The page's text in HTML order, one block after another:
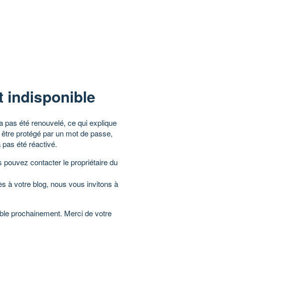
indisponible
pas été renouvelé, ce qui explique
protégé par un mot de passe,
pas été réactivé.
contacter le propriétaire du
à votre blog, nous vous invitons à
prochainement. Merci de votre